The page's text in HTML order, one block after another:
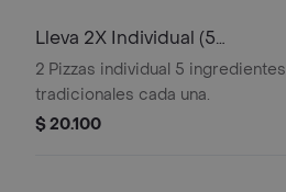
Lleva 2X Individual (5
Ingredientes)
2 Pizzas individual 5 ingredientes
tradicionales cada una.
$ 20.100